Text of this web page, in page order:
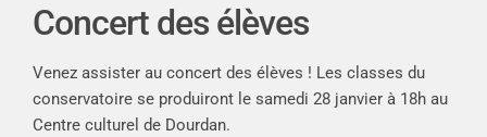
Concert des élèves
Venez assister au concert des élèves ! Les classes du
conservatoire se produiront le samedi 28 janvier à 18h au
Centre culturel de Dourdan.